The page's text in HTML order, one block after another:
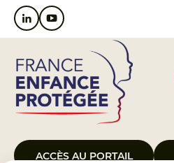
ACCÈS AU PORTAIL